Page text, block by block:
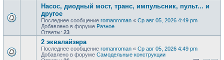
Насос, диодный мост, транс, импульсник, пульт... и
другое
Последнее сообщение romanroman « Ср авг 05, 2026 4:49 pm
Добавлено в форуме Разное
Ответы: 23
2 эквалайзера
Последнее сообщение romanroman « Ср авг 05, 2026 4:49 pm
Добавлено в форуме Самодельные конструкции